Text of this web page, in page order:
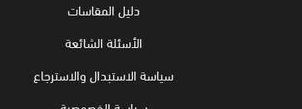
دليل المقاسات
الأسئلة الشائعة
سياسة الاستبدال والاسترجاع